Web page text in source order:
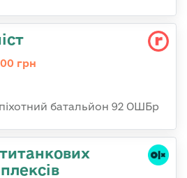
грн
батальйон 92 ОШБр